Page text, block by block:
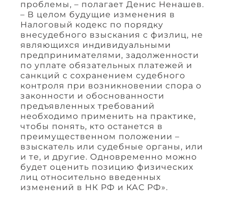
проблемы, – полагает Денис Ненашев.
– В целом будущие изменения в
Налоговый кодекс по порядку
внесудебного взыскания с физлиц, не
являющихся индивидуальными
предпринимателями, задолженности
по уплате обязательных платежей и
санкций с сохранением судебного
контроля при возникновении спора о
законности и обоснованности
предъявленных требований
необходимо применить на практике,
чтобы понять, кто останется в
преимущественном положении –
взыскатель или судебные органы, или
и те, и другие. Одновременно можно
будет оценить позицию физических
лиц относительно введенных
изменений в НК РФ и КАС РФ».